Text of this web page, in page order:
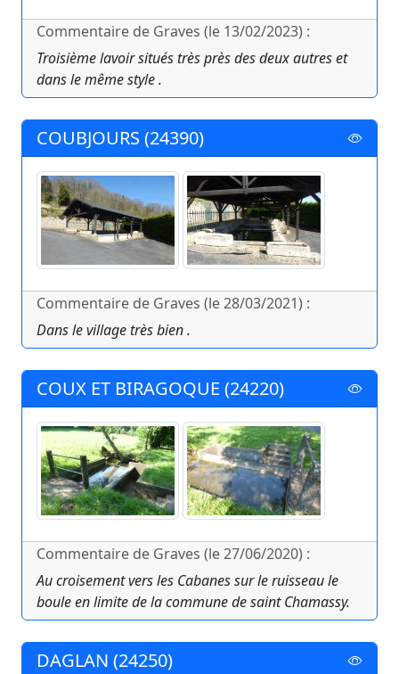
Commentaire de Graves (le 13/02/2023) :
Troisième lavoir situés très près des deux autres et
dans le même style .
COUBJOURS (24390)
Commentaire de Graves (le 28/03/2021) :
Dans le village très bien .
COUX ET BIRAGOQUE (24220)
Commentaire de Graves (le 27/06/2020) :
Au croisement vers les Cabanes sur le ruisseau le
boule en limite de la commune de saint Chamassy.
DAGLAN (24250)